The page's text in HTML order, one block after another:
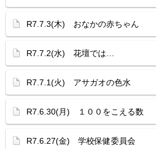
R7.7.3(木) おなかの赤ちゃん
R7.7.2(水) 花壇では…
R7.7.1(火) アサガオの色水
R7.6.30(月) １００をこえる数
R7.6.27(金) 学校保健委員会